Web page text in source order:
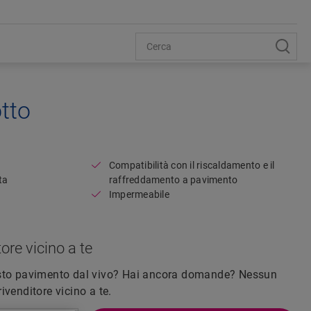
Compatibilità con il riscaldamento e il
raffreddamento a pavimento
Impermeabile
vicino a te
pavimento dal vivo? Hai ancora domande? Nessun
vicino a te.